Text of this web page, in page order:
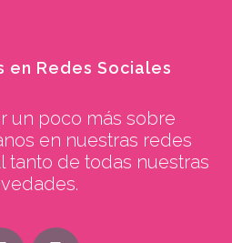
en Redes Sociales
un poco más sobre
en nuestras redes
tanto de todas nuestras